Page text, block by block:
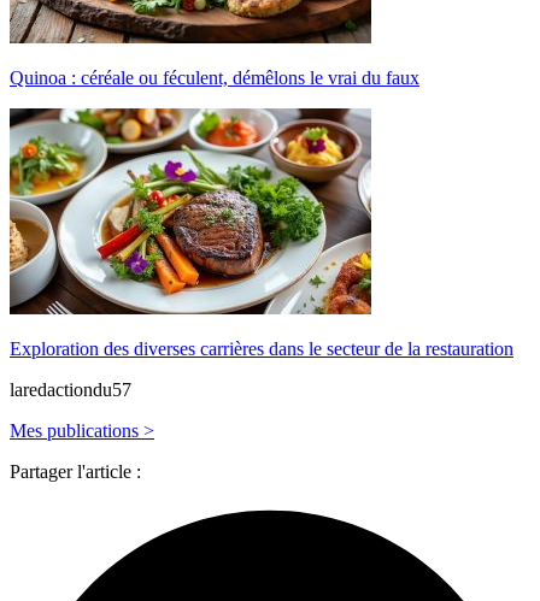
Quinoa : céréale ou féculent, démêlons le vrai du faux
Exploration des diverses carrières dans le secteur de la restauration
laredactiondu57
Mes publications >
Partager l'article :